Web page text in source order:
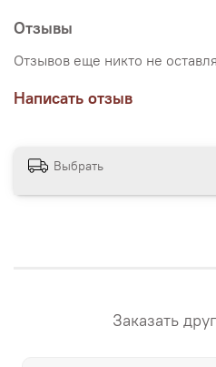
репродукции мировых
Отзывы
Отзывов еще никто не
Написать отзыв
Выбрать
Заказать